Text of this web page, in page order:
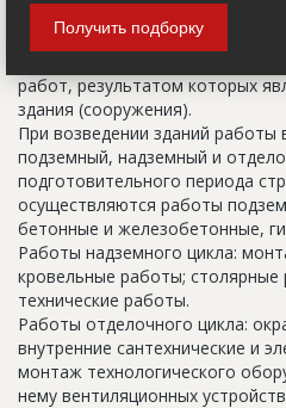
Цикл строительства
работ, результатом которых
здания (сооружения).
При возведении зданий работы
подземный, надземный и
подготовительного периода
осуществляются работы
бетонные и железобетонные,
Работы надземного цикла:
кровельные работы; столярные
технические работы.
Работы отделочного цикла:
внутренние сантехнические и
монтаж технологического
нему вентиляционных
Получить подборку